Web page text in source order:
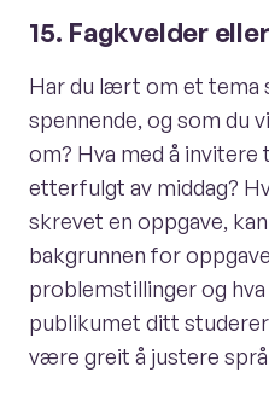
15. Fagkvelder
Har du lært om et tema
spennende, og som du
om? Hva med å
etterfulgt av middag?
skrevet en oppgave,
bakgrunnen for
problemstillinger og
publikumet ditt
være greit å justere